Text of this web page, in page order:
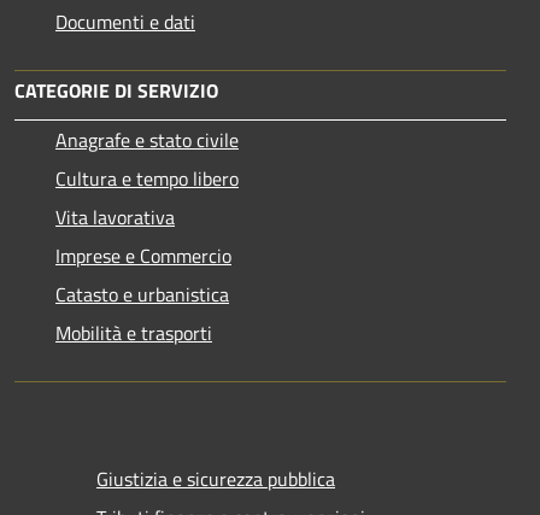
Documenti e dati
CATEGORIE DI SERVIZIO
Anagrafe e stato civile
Cultura e tempo libero
Vita lavorativa
Imprese e Commercio
Catasto e urbanistica
Mobilità e trasporti
Giustizia e sicurezza pubblica